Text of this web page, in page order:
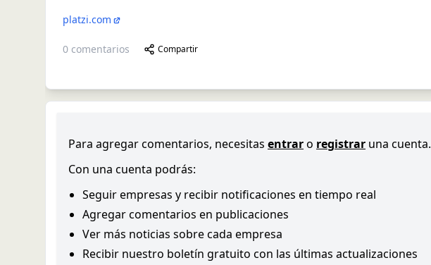
platzi.com
0 comentarios Compartir
Para agregar comentarios, necesitas entraro registrar una cuenta.
Con una cuenta podrás:
Seguir empresas y recibir notificaciones en tiempo real
Agregar comentarios en publicaciones
Ver más noticias sobre cada empresa
Recibir nuestro boletín gratuito con las últimas actualizaciones